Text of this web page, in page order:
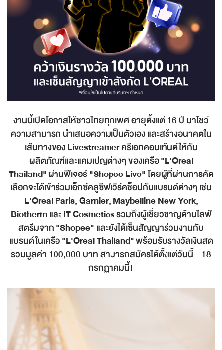
งานนี้เปิดโอกาสให้ชาวไทยทุกเพศ อายุตั้งแต่ 16 ปี มาโชว์
ความสามารถ นำเสนอความเป็นตัวเอง และสร้างอนาคตใน
เส้นทางของLivestreamerครีเอทคอนเท้นต์ให้กับ
ผลิตภัณฑ์และแคมเปญต่างๆ ของเครือ"L'Oreal
Thailand"ผ่านฟีเจอร์"Shopee Live"โดยผู้ที่ผ่านการคัด
เลือกจะได้เข้าร่วมเอ็กซ์คลูซีฟเวิร์คช็อปกับแบรนด์ต่างๆ เช่น
L’Oreal Paris, Garnier, Maybelline New York,
BiothermและIT Cosmeticsรวมถึงผู้เชี่ยวชาญด้านไลฟ์
สตรีมจาก "Shopee" และยังได้เซ็นสัญญาร่วมงานกับ
แบรนด์ในเครือ"L'Oreal Thailand"พร้อมรับรางวัลเงินสด
รวมมูลค่า 100,000 บาท สามารถสมัครได้ตั้้งแต่วันนี้ - 18
กรกฏาคมนี้!